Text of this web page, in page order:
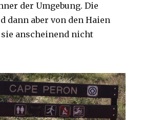
der Umgebung. Die
dann aber von den Haien
anscheinend nicht